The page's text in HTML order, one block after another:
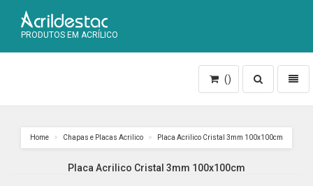
PRODUTOS EM ACRÍLICO
Toggle
search
()
Home Chapas e Placas Acrilico Placa Acrilico Cristal 3mm 100x100cm
Placa Acrilico Cristal 3mm 100x100cm